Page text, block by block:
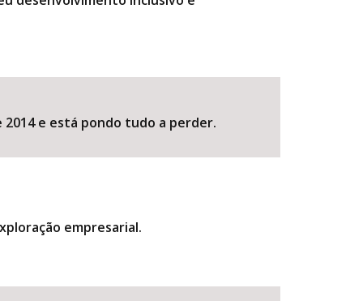
e está pondo tudo a perder.
empresarial.